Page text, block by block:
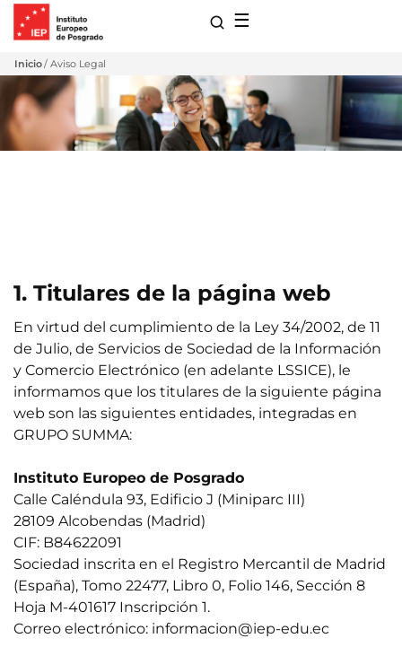
☰
Nosotros
Frecuentes
Inicio Aviso Legal
1. Titulares de la página web
En virtud del cumplimiento de la Ley 34/2002, de 11
de Julio, de Servicios de Sociedad de la Información
y Comercio Electrónico (en adelante LSSICE), le
informamos que los titulares de la siguiente página
web son las siguientes entidades, integradas en
GRUPO SUMMA:
Instituto Europeo de Posgrado
Calle Caléndula 93, Edificio J (Miniparc III)
28109 Alcobendas (Madrid)
CIF: B84622091
Sociedad inscrita en el Registro Mercantil de Madrid
(España), Tomo 22477, Libro 0, Folio 146, Sección 8
Hoja M-401617 Inscripción 1.
Correo electrónico: informacion@iep-edu.ec